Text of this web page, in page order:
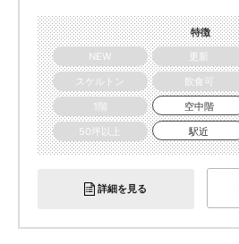
特徴
NEW
更新
スケルトン
飲食可
1階
空中階
50坪以上
駅近
詳細を見る